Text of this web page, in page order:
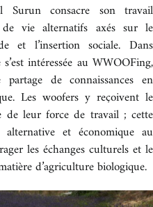
Surun consacre son travail
vie alternatifs axés sur le
et l’insertion sociale. Dans
intéressée au WWOOFing,
de connaissances en
Les woofers y reçoivent le
de leur force de travail ; cette
et économique au
les échanges culturels et le
d’agriculture biologique.